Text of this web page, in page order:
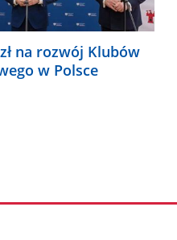
na rozwój Klubów
w Polsce